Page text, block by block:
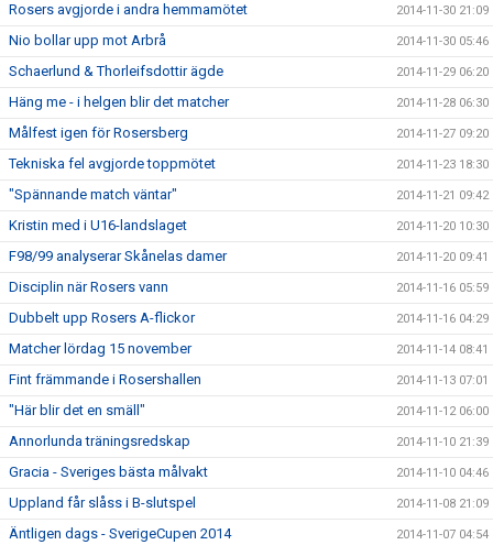
Rosers avgjorde i andra hemmamötet 2014-11-30 21:09
Nio bollar upp mot Arbrå 2014-11-30 05:46
Schaerlund & Thorleifsdottir ägde 2014-11-29 06:20
Häng me - i helgen blir det matcher 2014-11-28 06:30
Målfest igen för Rosersberg 2014-11-27 09:20
Tekniska fel avgjorde toppmötet 2014-11-23 18:30
"Spännande match väntar" 2014-11-21 09:42
Kristin med i U16-landslaget 2014-11-20 10:30
F98/99 analyserar Skånelas damer 2014-11-20 09:41
Disciplin när Rosers vann 2014-11-16 05:59
Dubbelt upp Rosers A-flickor 2014-11-16 04:29
Matcher lördag 15 november 2014-11-14 08:41
Fint främmande i Rosershallen 2014-11-13 07:01
"Här blir det en smäll" 2014-11-12 06:00
Annorlunda träningsredskap 2014-11-10 21:39
Gracia - Sveriges bästa målvakt 2014-11-10 04:46
Uppland får slåss i B-slutspel 2014-11-08 21:09
Äntligen dags - SverigeCupen 2014 2014-11-07 04:54